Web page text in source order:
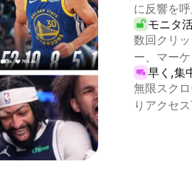
に反響を
モニタ
数回クリ
ー、マー
早く,集
無限スク
りアクセ